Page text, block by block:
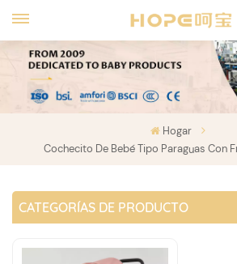
Hogar
Cochecito De Bebé Tipo Paraguas Con
CATEGORÍAS DE PRODUCTO